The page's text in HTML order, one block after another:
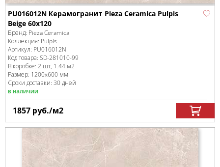
PU016012N Керамогранит Pieza Ceramica Pulpis
Beige 60х120
Бренд: Pieza Ceramica
Коллекция: Pulpis
Артикул: PU016012N
Код товара: SD-281010-99
В коробке: 2 шт, 1.44 м2
Размер: 1200x600 мм
Сроки доставки: 30 дней
в наличии
1857 руб./м2